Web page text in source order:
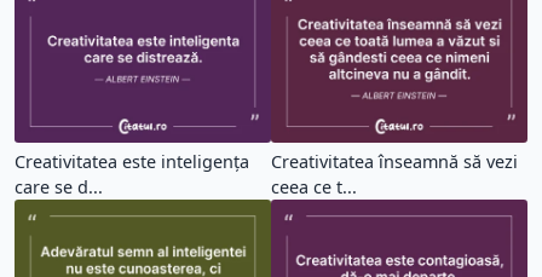
Creativitatea este inteligența
care se d...
Creativitatea înseamnă să vezi
ceea ce t...